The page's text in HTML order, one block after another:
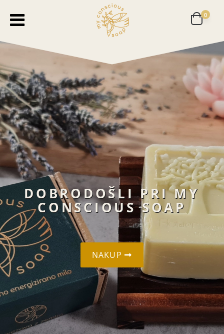
0
DOBRODOŠLI PRI MY
CONSCIOUS SOAP
NAKUP